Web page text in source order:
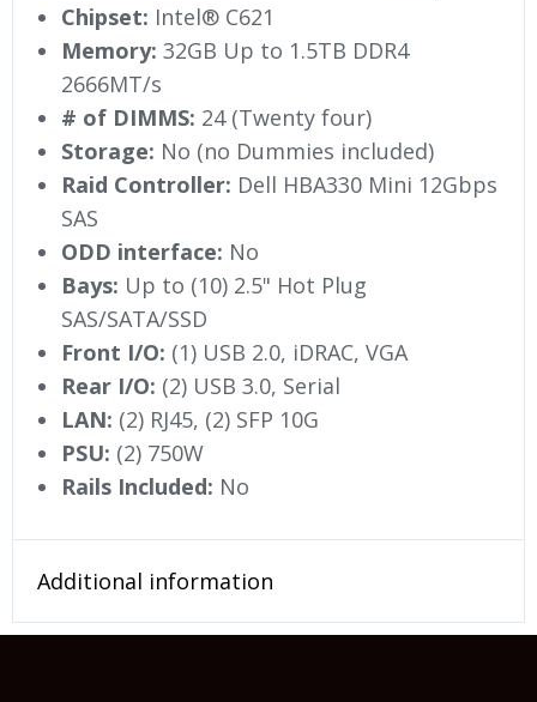
Chipset: Intel® C621
Memory: 32GB Up to 1.5TB DDR4
2666MT/s
# of DIMMS: 24 (Twenty four)
Storage: No (no Dummies included)
Raid Controller: Dell HBA330 Mini 12Gbps
SAS
ODD interface: No
Bays: Up to (10) 2.5" Hot Plug
SAS/SATA/SSD
Front I/O: (1) USB 2.0, iDRAC, VGA
Rear I/O: (2) USB 3.0, Serial
LAN: (2) RJ45, (2) SFP 10G
PSU: (2) 750W
Rails Included: No
Additional information